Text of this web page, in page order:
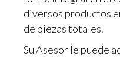
diversos productos
de piezas totales.
Su Asesor le puede